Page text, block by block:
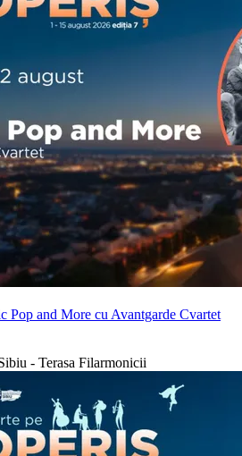
Pop and More cu Avantgarde Cvartet
- Terasa Filarmonicii